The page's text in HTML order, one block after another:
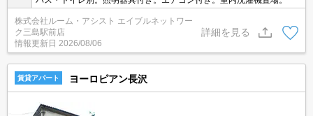
株式会社ルーム・アシスト エイブルネットワー
ク三島駅前店
情報更新日 2026/08/06
詳細を見る
賃貸アパート ヨーロピアン長沢